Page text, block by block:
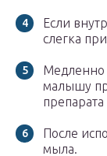
Если
слегка
Медленно
малышу
После
мыла.